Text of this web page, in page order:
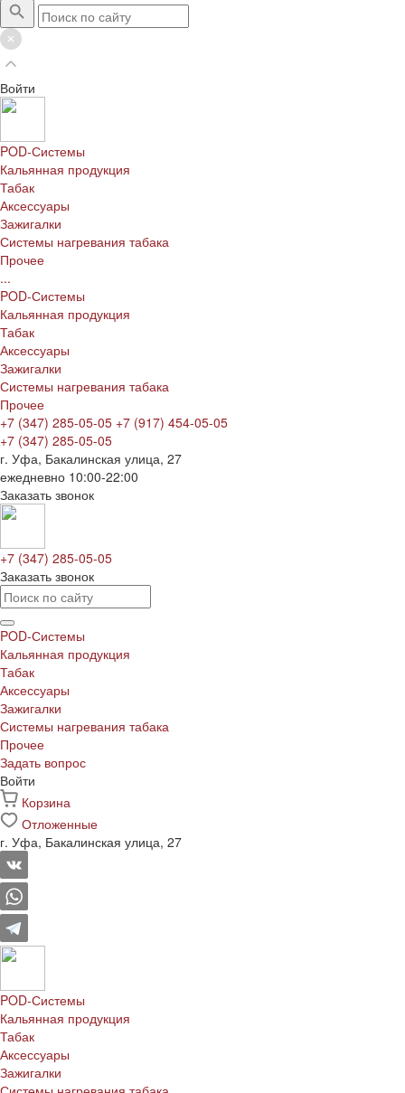
Войти
POD-Системы
Кальянная продукция
Табак
Аксессуары
Зажигалки
Системы нагревания табака
Прочее
...
POD-Системы
Кальянная продукция
Табак
Аксессуары
Зажигалки
Системы нагревания табака
Прочее
+7 (347) 285-05-05 +7 (917) 454-05-05
+7 (347) 285-05-05
г. Уфа, Бакалинская улица, 27
ежедневно 10:00-22:00
Заказать звонок
+7 (347) 285-05-05
Заказать звонок
POD-Системы
Кальянная продукция
Табак
Аксессуары
Зажигалки
Системы нагревания табака
Прочее
Задать вопрос
Войти
Корзина
Отложенные
г. Уфа, Бакалинская улица, 27
POD-Системы
Кальянная продукция
Табак
Аксессуары
Зажигалки